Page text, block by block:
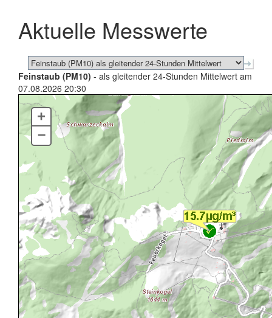
schließen
Aktuelle Messwerte
Feinstaub (PM10) - als gleitender 24-Stunden Mittelwert am
07.08.2026 20:30
+
–